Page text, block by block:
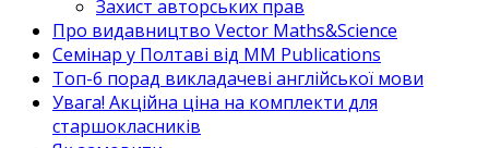
Захист авторських прав
Про видавництво Vector Maths&Science
Семінар у Полтаві від MM Publications
Топ-6 порад викладачеві англійської мови
Увага! Акційна ціна на комплекти для
старшокласників